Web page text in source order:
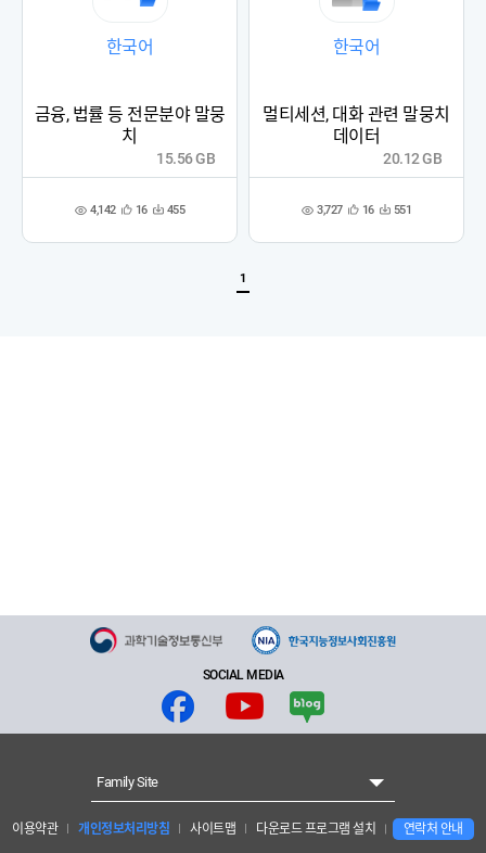
한국어
금융, 법률 등 전문분야 말뭉
치
조 4,142 관
록
16 다 455
15.56 GB
한국어
멀티세션, 대화 관련 말뭉치
데이터
조 3,727 관
록
16 다 551
20.12 GB
1
SOCIAL MEDIA
이용약관 개인정보처리방침 사이트맵 다운로드 프로그램 설치 연락처 안내
Family Site